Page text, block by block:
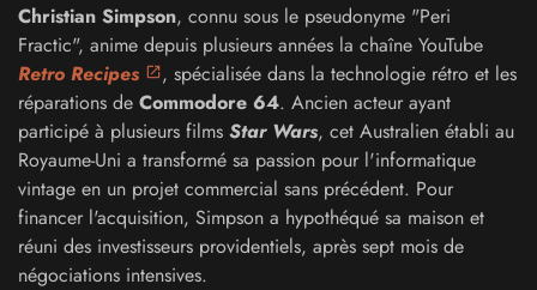
Christian Simpson, connu sous le pseudonyme "Peri
Fractic", anime depuis plusieurs années la chaîne YouTube
Retro Recipes
, spécialisée dans la technologie rétro et les
réparations de Commodore 64. Ancien acteur ayant
participé à plusieurs films Star Wars, cet Australien établi au
Royaume-Uni a transformé sa passion pour l'informatique
vintage en un projet commercial sans précédent. Pour
financer l'acquisition, Simpson a hypothéqué sa maison et
réuni des investisseurs providentiels, après sept mois de
négociations intensives.